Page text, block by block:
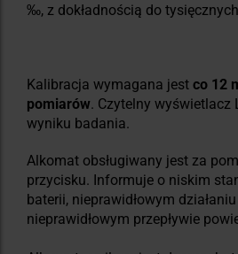
‰, z dokładnością do
Kalibracja wymagana jest co 12
pomiarów. Czytelny wyświetlacz
wyniku badania.
Alkomat obsługiwany jest za
przycisku. Informuje o niskim
baterii, nieprawidłowym
nieprawidłowym przepływie